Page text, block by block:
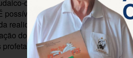
cristã, passa pelo ministério
possível perceber, nesta reflexão,
realidade em que o povo vive. Os
do evangelho na realidade e a